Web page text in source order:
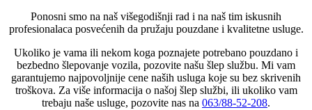
Ponosni smo na naš višegodišnji rad i na naš tim iskusnih
profesionalaca posvećenih da pružaju pouzdane i kvalitetne usluge.
Ukoliko je vama ili nekom koga poznajete potrebano pouzdano i
bezbedno šlepovanje vozila, pozovite našu šlep službu. Mi vam
garantujemo najpovoljnije cene naših usluga koje su bez skrivenih
troškova. Za više informacija o našoj šlep službi, ili ukoliko vam
trebaju naše usluge, pozovite nas na 063/88-52-208.